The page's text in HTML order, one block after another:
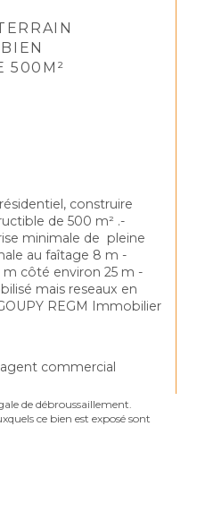
500M²
construire
de 500 m² .-
minimale de  pleine
au faîtage 8 m -
côté environ 25 m -
mais reseaux en
REGM Immobilier
commercial
de débroussaillement.
ce bien est exposé sont